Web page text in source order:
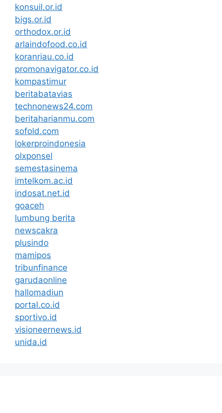
konsuil.or.id
bigs.or.id
orthodox.or.id
arlaindofood.co.id
koranriau.co.id
promonavigator.co.id
kompastimur
beritabatavias
technonews24.com
beritaharianmu.com
sofold.com
lokerproindonesia
olxponsel
semestasinema
imtelkom.ac.id
indosat.net.id
goaceh
lumbung berita
newscakra
plusindo
mamipos
tribunfinance
garudaonline
hallomadiun
portal.co.id
sportivo.id
visioneernews.id
unida.id